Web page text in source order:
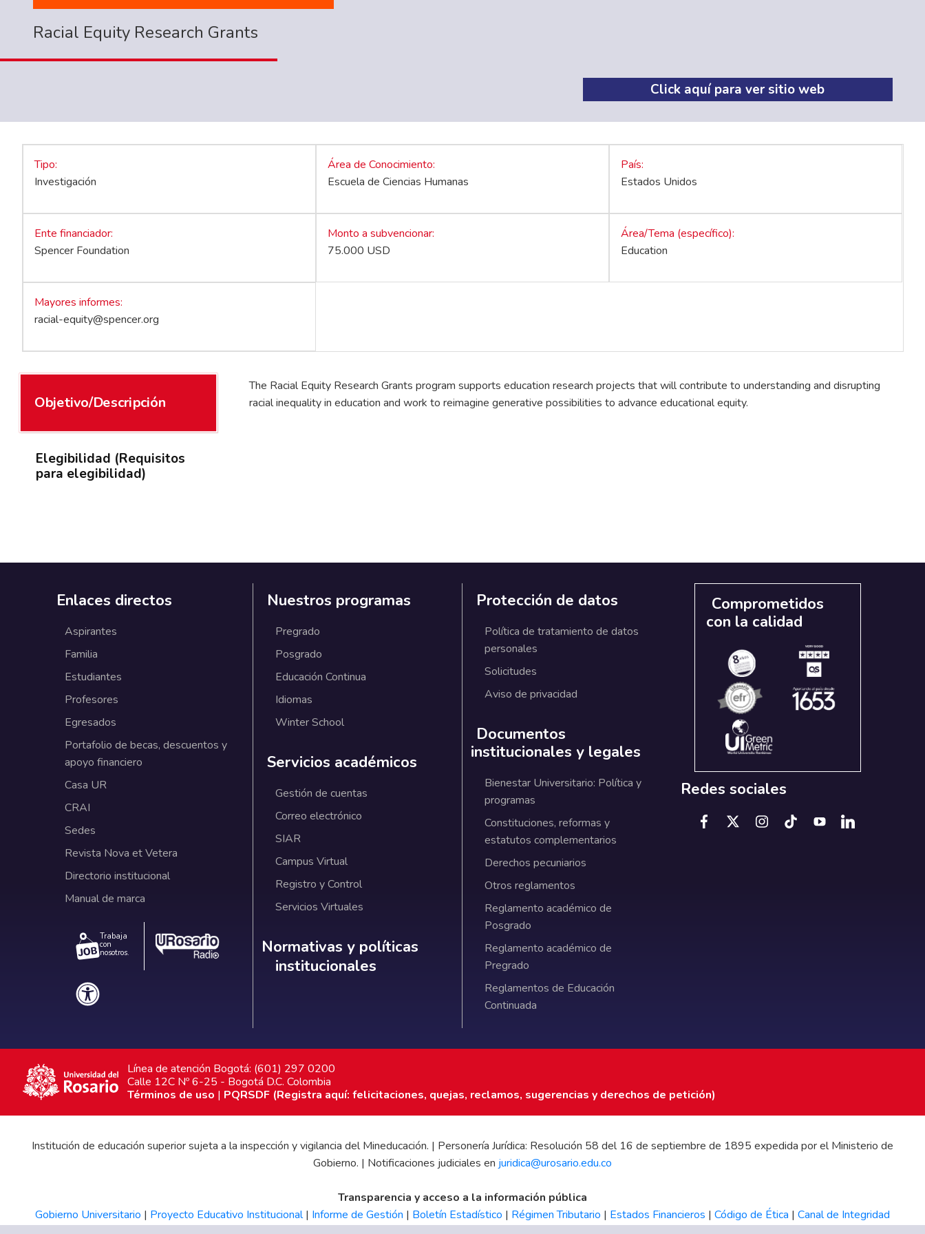
Racial Equity Research Grants
Click aquí para ver sitio web
Tipo
Investigación
Área de Conocimiento
Escuela de Ciencias Humanas
País
Estados Unidos
Ente financiador
Spencer Foundation
Monto a subvencionar
75.000 USD
Área/Tema (específico)
Education
Mayores informes
racial-equity@spencer.org
Objetivo/Descripción
Elegibilidad (Requisitos
para elegibilidad)
The Racial Equity Research Grants program supports education research projects that will contribute to understanding and disrupting
racial inequality in education and work to reimagine generative possibilities to advance educational equity.
Enlaces directos
Aspirantes
Familia
Estudiantes
Profesores
Egresados
Portafolio de becas, descuentos y
apoyo financiero
Casa UR
CRAI
Sedes
Revista Nova et Vetera
Directorio institucional
Manual de marca
Trabaja
con
nosotros.
Nuestros programas
Pregrado
Posgrado
Educación Continua
Idiomas
Winter School
Servicios académicos
Gestión de cuentas
Correo electrónico
SIAR
Campus Virtual
Registro y Control
Servicios Virtuales
Normativas y políticas institucionales
Normativas y políticas
institucionales
Protección de datos
Política de tratamiento de datos
personales
Solicitudes
Aviso de privacidad
Documentos
institucionales y legales
Bienestar Universitario: Política y
programas
Constituciones, reformas y
estatutos complementarios
Derechos pecuniarios
Otros reglamentos
Reglamento académico de
Posgrado
Reglamento académico de
Pregrado
Reglamentos de Educación
Continuada
Comprometidos
con la calidad
Redes sociales
Línea de atención Bogotá: (601) 297 0200
Calle 12C Nº 6-25 - Bogotá D.C. Colombia
Términos de uso | PQRSDF (Registra aquí: felicitaciones, quejas, reclamos, sugerencias y derechos de petición)
Institución de educación superior sujeta a la inspección y vigilancia del Mineducación. | Personería Jurídica: Resolución 58 del 16 de septiembre de 1895 expedida por el Ministerio de
Gobierno. | Notificaciones judiciales en juridica@urosario.edu.co
Transparencia y acceso a la información pública
Gobierno Universitario | Proyecto Educativo Institucional| Informe de Gestión | Boletín Estadístico | Régimen Tributario | Estados Financieros | Código de Ética | Canal de Integridad